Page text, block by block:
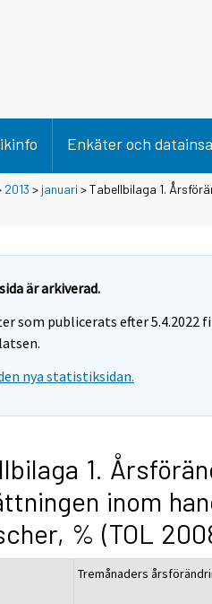
Enkäter och
2013 > januari > Tabellbilaga 1.
är arkiverad.
som publicerats efter 5.4.2022
nya statistiksidan.
1.
inom
% (TOL
Tremånaders